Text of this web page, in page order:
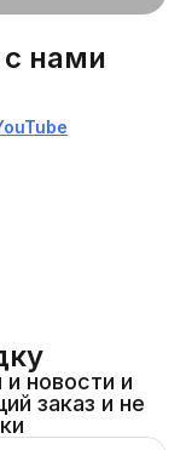
нами
новости и
заказ и не